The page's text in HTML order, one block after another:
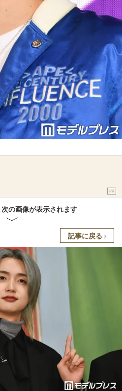
PR
の画像が表示されます
記事に戻る